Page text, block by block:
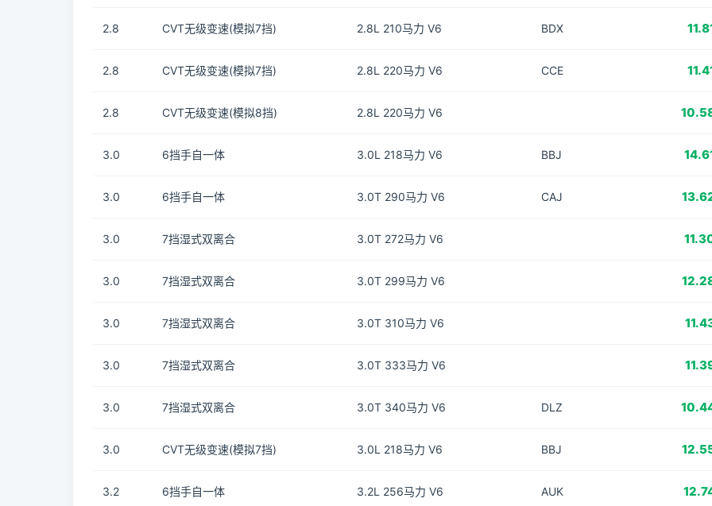
2.8 CVT无级变速(模拟7挡) 2.8L 210马力 V6 BDX
2.8 CVT无级变速(模拟7挡) 2.8L 220马力 V6 CCE
2.8 CVT无级变速(模拟8挡) 2.8L 220马力 V6
3.0 6挡手自一体 3.0L 218马力 V6 BBJ
3.0 6挡手自一体 3.0T 290马力 V6 CAJ
3.0 7挡湿式双离合 3.0T 272马力 V6
3.0 7挡湿式双离合 3.0T 299马力 V6
3.0 7挡湿式双离合 3.0T 310马力 V6
3.0 7挡湿式双离合 3.0T 333马力 V6
3.0 7挡湿式双离合 3.0T 340马力 V6 DLZ
3.0 CVT无级变速(模拟7挡) 3.0L 218马力 V6 BBJ
3.2 6挡手自一体 3.2L 256马力 V6 AUK